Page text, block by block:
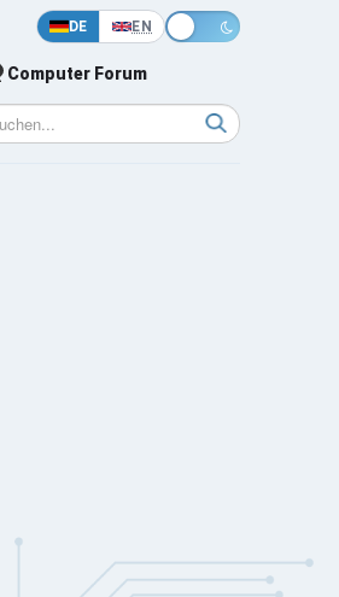
DE EN
Computer Forum